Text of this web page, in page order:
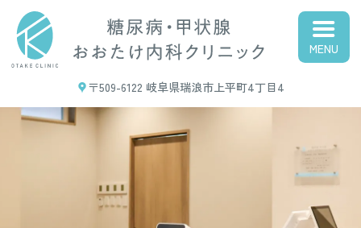
瑞浪市の内科、糖尿病内科
【糖尿病・甲状腺おおたけ
内科クリニック】
〒509-6122 岐阜県瑞浪市上平町4丁目4